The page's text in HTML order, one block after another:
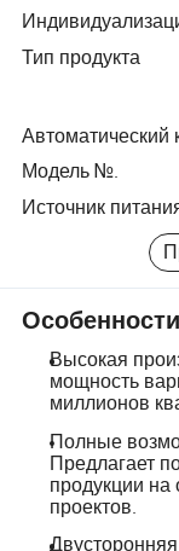
Тип продукта
Автоматический
Модель №.
Источник
Высокая
мощность
миллионов
Полные
Предлагает
продукции
проектов.